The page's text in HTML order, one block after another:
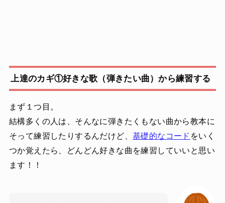
上達のカギ①好きな歌（弾きたい曲）から練習する
まず１つ目。
結構多くの人は、そんなに弾きたくもない曲から教本に
そって練習したりするんだけど、 基礎的なコード をいく
つか覚えたら、どんどん好きな曲を練習していいと思い
ます！！